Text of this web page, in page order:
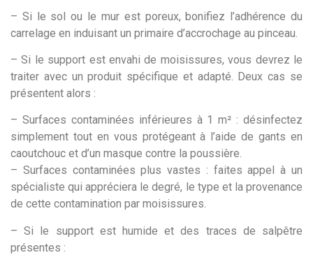
– Si le sol ou le mur est poreux, bonifiez l’adhérence du
carrelage en induisant un primaire d’accrochage au pinceau.
– Si le support est envahi de moisissures, vous devrez le
traiter avec un produit spécifique et adapté. Deux cas se
présentent alors :
– Surfaces contaminées inférieures à 1 m² : désinfectez
simplement tout en vous protégeant à l’aide de gants en
caoutchouc et d’un masque contre la poussière.
– Surfaces contaminées plus vastes : faites appel à un
spécialiste qui appréciera le degré, le type et la provenance
de cette contamination par moisissures.
– Si le support est humide et des traces de salpêtre
présentes :